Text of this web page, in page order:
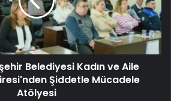
Belediyesi Kadın ve Aile
Şiddetle Mücadele
Atölyesi